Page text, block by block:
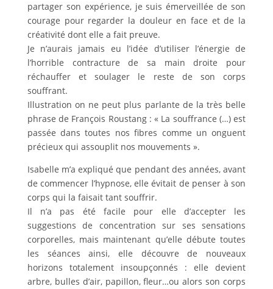
partager son expérience, je suis émerveillée de son
courage pour regarder la douleur en face et de la
créativité dont elle a fait preuve.
Je n’aurais jamais eu l’idée d’utiliser l’énergie de
l’horrible contracture de sa main droite pour
réchauffer et soulager le reste de son corps
souffrant.
Illustration on ne peut plus parlante de la très belle
phrase de François Roustang : « La souffrance (…) est
passée dans toutes nos fibres comme un onguent
précieux qui assouplit nos mouvements ».
Isabelle m’a expliqué que pendant des années, avant
de commencer l’hypnose, elle évitait de penser à son
corps qui la faisait tant souffrir.
Il n’a pas été facile pour elle d’accepter les
suggestions de concentration sur ses sensations
corporelles, mais maintenant qu’elle débute toutes
les séances ainsi, elle découvre de nouveaux
horizons totalement insoupçonnés : elle devient
arbre, bulles d’air, papillon, fleur…ou alors son corps